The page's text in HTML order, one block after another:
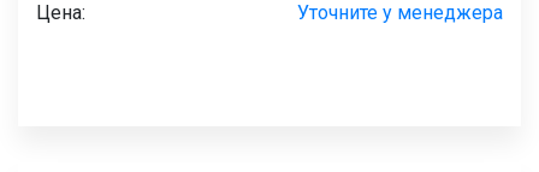
Цена: Уточните у менеджера